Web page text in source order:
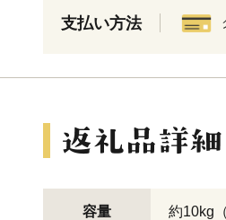
支払い方法
容量 約10kg